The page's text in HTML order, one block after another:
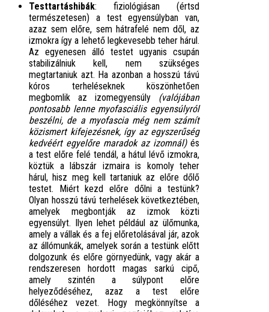
Testtartáshibák: fiziológiásan (értsd
természetesen) a test egyensúlyban van,
azaz sem előre, sem hátrafelé nem dől, az
izmokra így a lehető legkevesebb teher hárul.
Az egyenesen álló testet ugyanis csupán
stabilizálniuk kell, nem szükséges
megtartaniuk azt. Ha azonban a hosszú távú
kóros terheléseknek köszönhetően
megbomlik az izomegyensúly (valójában
pontosabb lenne myofasciális egyensúlyról
beszélni, de a myofascia még nem számít
közismert kifejezésnek, így az egyszerűség
kedvéért egyelőre maradok az izomnál)és
a test előre felé tendál, a hátul lévő izmokra,
köztük a lábszár izmaira is komoly teher
hárul, hisz meg kell tartaniuk az előre dőlő
testet. Miért kezd előre dőlni a testünk?
Olyan hosszú távú terhelések következtében,
amelyek megbontják az izmok közti
egyensúlyt. Ilyen lehet például az ülőmunka,
amely a vállak és a fej előretolásával jár, azok
az állómunkák, amelyek során a testünk előtt
dolgozunk és előre görnyedünk, vagy akár a
rendszeresen hordott magas sarkú cipő,
amely szintén a súlypont előre
helyeződéséhez, azaz a test előre
dőléséhez vezet. Hogy megkönnyítse a